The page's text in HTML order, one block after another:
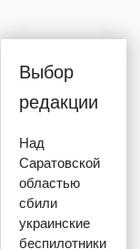
Выбор
редакции
Над
Саратовской
областью
сбили
украинские
беспилотники